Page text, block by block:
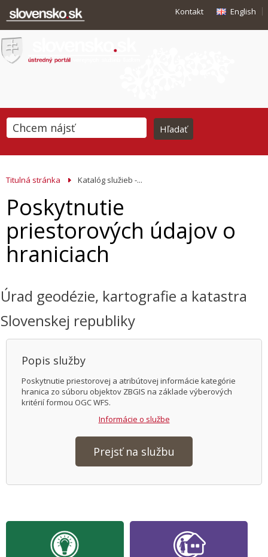
Kontakt English
Titulná stránka Katalóg služieb -...
Poskytnutie
priestorových údajov o
hraniciach
Úrad geodézie, kartografie a katastra
Slovenskej republiky
Popis služby
Poskytnutie priestorovej a atribútovej informácie kategórie
hranica zo súboru objektov ZBGIS na základe výberových
kritérií formou OGC WFS.
Informácie o službe
Prejsť na službu